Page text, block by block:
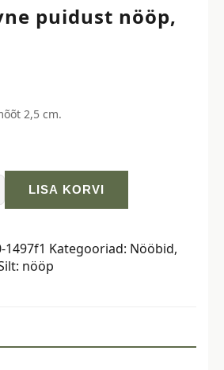
puidust nööp,
2,5 cm.
LISA KORVI
1497f1 Kategooriad: Nööbid,
nööp